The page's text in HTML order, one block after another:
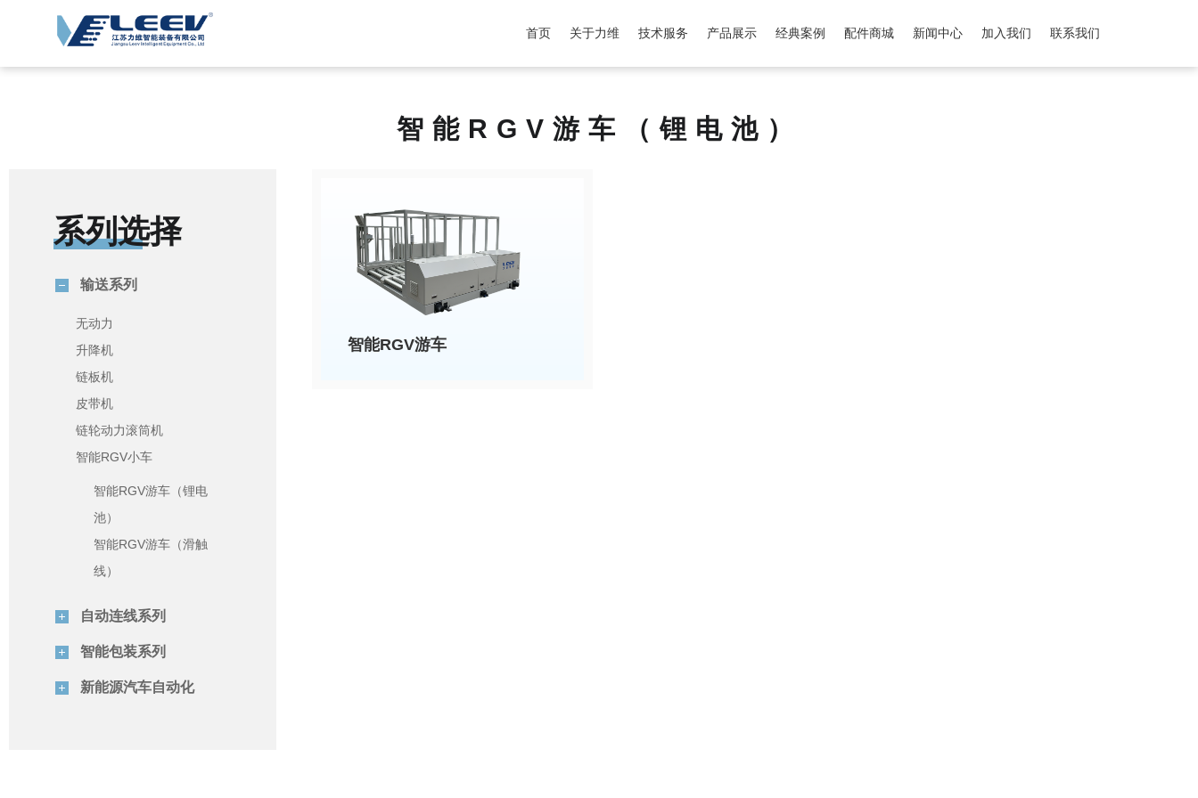
首页 关于力维 技术服务 产品展示 经典案例 配件商城 新闻中心 加入我们 联系我们
智能RGV游车（锂电池）
系列选择
输送系列
无动力
升降机
链板机
皮带机
链轮动力滚筒机
智能RGV小车
智能RGV游车（锂电
池）
智能RGV游车（滑触
线）
自动连线系列
智能包装系列
新能源汽车自动化
智能RGV游车